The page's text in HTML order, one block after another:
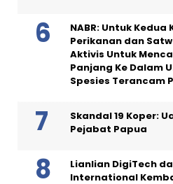
NABR: Untuk Kedua
Perikanan dan
Aktivis Untuk
Panjang Ke Dalam
Spesies Terancam
Skandal 19 Koper:
Pejabat Papua
Lianlian DigiTech
International